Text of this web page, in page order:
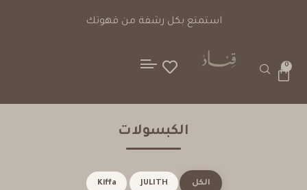
0
الكبسولات
الكل JULITH
Kiffa